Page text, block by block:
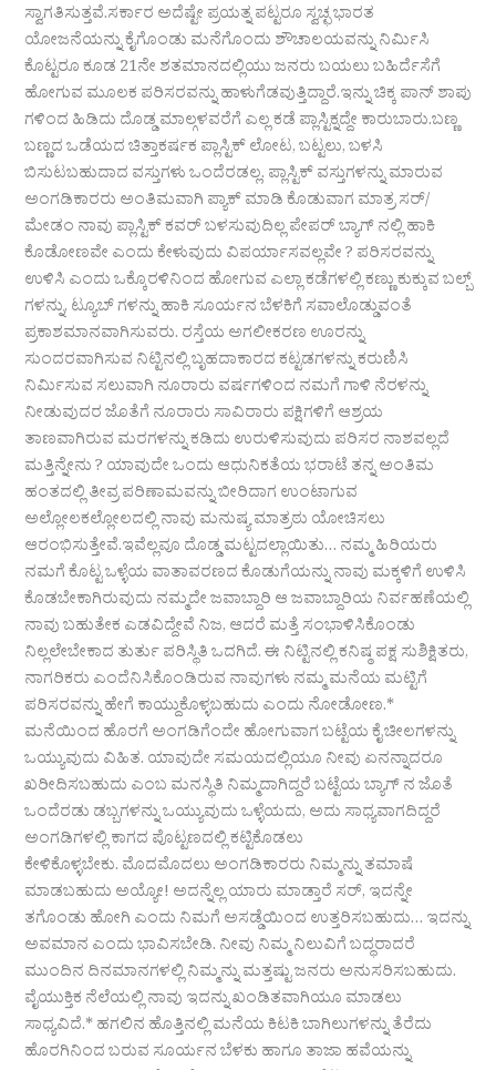
ಸ್ವಾಗತಿಸುತ್ತವೆ.ಸರ್ಕಾರ ಅದೆಷ್ಟೇ ಪ್ರಯತ್ನ ಪಟ್ಟರೂ ಸ್ವಚ್ಛ ಭಾರತ
ಯೋಜನೆಯನ್ನು ಕೈಗೊಂಡು ಮನೆಗೊಂದು ಶೌಚಾಲಯವನ್ನು ನಿರ್ಮಿಸಿ
ಕೊಟ್ಟರೂ ಕೂಡ 21ನೇ ಶತಮಾನದಲ್ಲಿಯು ಜನರು ಬಯಲು ಬಹಿರ್ದೆಸೆಗೆ
ಹೋಗುವ ಮೂಲಕ ಪರಿಸರವನ್ನು ಹಾಳುಗೆಡವುತ್ತಿದ್ದಾರೆ.ಇನ್ನು ಚಿಕ್ಕ ಪಾನ್ ಶಾಪು
ಗಳಿಂದ ಹಿಡಿದು ದೊಡ್ಡ ಮಾಲ್ಗಳವರೆಗೆ ಎಲ್ಲ ಕಡೆ ಪ್ಲಾಸ್ಟಿಕ್ನದ್ದೇ ಕಾರುಬಾರು.ಬಣ್ಣ
ಬಣ್ಣದ ಒಡೆಯದ ಚಿತ್ತಾಕರ್ಷಕ ಪ್ಲಾಸ್ಟಿಕ್ ಲೋಟ, ಬಟ್ಟಲು, ಬಳಸಿ
ಬಿಸುಟಬಹುದಾದ ವಸ್ತುಗಳು ಒಂದೆರಡಲ್ಲ. ಪ್ಲಾಸ್ಟಿಕ್ ವಸ್ತುಗಳನ್ನು ಮಾರುವ
ಅಂಗಡಿಕಾರರು ಅಂತಿಮವಾಗಿ ಪ್ಯಾಕ್ ಮಾಡಿ ಕೊಡುವಾಗ ಮಾತ್ರ ಸರ್/
ಮೇಡಂ ನಾವು ಪ್ಲಾಸ್ಟಿಕ್ ಕವರ್ ಬಳಸುವುದಿಲ್ಲ ಪೇಪರ್ ಬ್ಯಾಗ್ ನಲ್ಲಿ ಹಾಕಿ
ಕೊಡೋಣವೇ ಎಂದು ಕೇಳುವುದು ವಿಪರ್ಯಾಸವಲ್ಲವೇ ? ಪರಿಸರವನ್ನು
ಉಳಿಸಿ ಎಂದು ಒಕ್ಕೊರಳಿನಿಂದ ಹೋಗುವ ಎಲ್ಲಾ ಕಡೆಗಳಲ್ಲಿ ಕಣ್ಣು ಕುಕ್ಕುವ ಬಲ್ಬ್
ಗಳನ್ನು, ಟ್ಯೂಬ್ ಗಳನ್ನು ಹಾಕಿ ಸೂರ್ಯನ ಬೆಳಕಿಗೆ ಸವಾಲೊಡ್ಡುವಂತೆ
ಪ್ರಕಾಶಮಾನವಾಗಿಸುವರು. ರಸ್ತೆಯ ಅಗಲೀಕರಣ ಊರನ್ನು
ಸುಂದರವಾಗಿಸುವ ನಿಟ್ಟಿನಲ್ಲಿ ಬೃಹದಾಕಾರದ ಕಟ್ಟಡಗಳನ್ನು ಕರುಣಿಸಿ
ನಿರ್ಮಿಸುವ ಸಲುವಾಗಿ ನೂರಾರು ವರ್ಷಗಳಿಂದ ನಮಗೆ ಗಾಳಿ ನೆರಳನ್ನು
ನೀಡುವುದರ ಜೊತೆಗೆ ನೂರಾರು ಸಾವಿರಾರು ಪಕ್ಷಿಗಳಿಗೆ ಆಶ್ರಯ
ತಾಣವಾಗಿರುವ ಮರಗಳನ್ನು ಕಡಿದು ಉರುಳಿಸುವುದು ಪರಿಸರ ನಾಶವಲ್ಲದೆ
ಮತ್ತಿನ್ನೇನು ? ಯಾವುದೇ ಒಂದು ಆಧುನಿಕತೆಯ ಭರಾಟೆ ತನ್ನ ಅಂತಿಮ
ಹಂತದಲ್ಲಿ ತೀವ್ರ ಪರಿಣಾಮವನ್ನು ಬೀರಿದಾಗ ಉಂಟಾಗುವ
ಅಲ್ಲೋಲಕಲ್ಲೋಲದಲ್ಲಿ ನಾವು ಮನುಷ್ಯ ಮಾತ್ರಠು ಯೋಚಿಸಲು
ಆರಂಭಿಸುತ್ತೇವೆ.ಇವೆಲ್ಲವೂ ದೊಡ್ಡ ಮಟ್ಟದಲ್ಲಾಯಿತು… ನಮ್ಮ ಹಿರಿಯರು
ನಮಗೆ ಕೊಟ್ಟ ಒಳ್ಳೆಯ ವಾತಾವರಣದ ಕೊಡುಗೆಯನ್ನು ನಾವು ಮಕ್ಕಳಿಗೆ ಉಳಿಸಿ
ಕೊಡಬೇಕಾಗಿರುವುದು ನಮ್ಮದೇ ಜವಾಬ್ದಾರಿ ಆ ಜವಾಬ್ದಾರಿಯ ನಿರ್ವಹಣೆಯಲ್ಲಿ
ನಾವು ಬಹುತೇಕ ಎಡವಿದ್ದೇವೆ ನಿಜ, ಆದರೆ ಮತ್ತೆ ಸಂಭಾಳಿಸಿಕೊಂಡು
ನಿಲ್ಲಲೇಬೇಕಾದ ತುರ್ತು ಪರಿಸ್ಥಿತಿ ಒದಗಿದೆ. ಈ ನಿಟ್ಟಿನಲ್ಲಿ ಕನಿಷ್ಠ ಪಕ್ಷ ಸುಶಿಕ್ಷಿತರು,
ನಾಗರಿಕರು ಎಂದೆನಿಸಿಕೊಂಡಿರುವ ನಾವುಗಳು ನಮ್ಮ ಮನೆಯ ಮಟ್ಟಿಗೆ
ಪರಿಸರವನ್ನು ಹೇಗೆ ಕಾಯ್ದುಕೊಳ್ಳಬಹುದು ಎಂದು ನೋಡೋಣ.*
ಮನೆಯಿಂದ ಹೊರಗೆ ಅಂಗಡಿಗೆಂದೇ ಹೋಗುವಾಗ ಬಟ್ಟೆಯ ಕೈ ಚೀಲಗಳನ್ನು
ಒಯ್ಯುವುದು ವಿಹಿತ. ಯಾವುದೇ ಸಮಯದಲ್ಲಿಯೂ ನೀವು ಏನನ್ನಾದರೂ
ಖರೀದಿಸಬಹುದು ಎಂಬ ಮನಸ್ಥಿತಿ ನಿಮ್ಮದಾಗಿದ್ದರೆ ಬಟ್ಟೆಯ ಬ್ಯಾಗ್ ನ ಜೊತೆ
ಒಂದೆರಡು ಡಬ್ಬಗಳನ್ನು ಒಯ್ಯುವುದು ಒಳ್ಳೆಯದು, ಅದು ಸಾಧ್ಯವಾಗದಿದ್ದರೆ
ಅಂಗಡಿಗಳಲ್ಲಿ ಕಾಗದ ಪೊಟ್ಟಣದಲ್ಲಿ ಕಟ್ಟಿಕೊಡಲು
ಕೇಳಿಕೊಳ್ಳಬೇಕು. ಮೊದಮೊದಲು ಅಂಗಡಿಕಾರರು ನಿಮ್ಮನ್ನು ತಮಾಷೆ
ಮಾಡಬಹುದು ಅಯ್ಯೋ! ಅದನ್ನೆಲ್ಲ ಯಾರು ಮಾಡ್ತಾರೆ ಸರ್, ಇದನ್ನೇ
ತಗೊಂಡು ಹೋಗಿ ಎಂದು ನಿಮಗೆ ಅಸಡ್ಡೆಯಿಂದ ಉತ್ತರಿಸಬಹುದು… ಇದನ್ನು
ಅವಮಾನ ಎಂದು ಭಾವಿಸಬೇಡಿ. ನೀವು ನಿಮ್ಮ ನಿಲುವಿಗೆ ಬದ್ಧರಾದರೆ
ಮುಂದಿನ ದಿನಮಾನಗಳಲ್ಲಿ ನಿಮ್ಮನ್ನು ಮತ್ತಷ್ಟು ಜನರು ಅನುಸರಿಸಬಹುದು.
ವೈಯುಕ್ತಿಕ ನೆಲೆಯಲ್ಲಿ ನಾವು ಇದನ್ನು ಖಂಡಿತವಾಗಿಯೂ ಮಾಡಲು
ಸಾಧ್ಯವಿದೆ.* ಹಗಲಿನ ಹೊತ್ತಿನಲ್ಲಿ ಮನೆಯ ಕಿಟಕಿ ಬಾಗಿಲುಗಳನ್ನು ತೆರೆದು
ಹೊರಗಿನಿಂದ ಬರುವ ಸೂರ್ಯನ ಬೆಳಕು ಹಾಗೂ ತಾಜಾ ಹವೆಯನ್ನು